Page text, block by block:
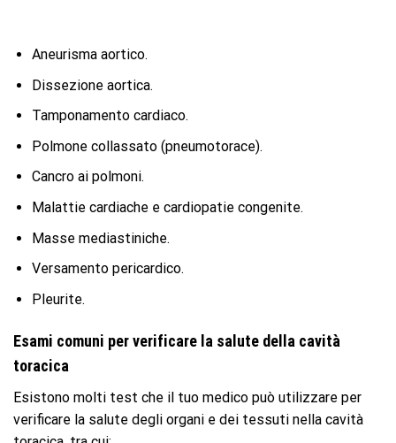
Aneurisma aortico.
Dissezione aortica.
Tamponamento cardiaco.
Polmone collassato (pneumotorace).
Cancro ai polmoni.
Malattie cardiache e cardiopatie congenite.
Masse mediastiniche.
Versamento pericardico.
Pleurite.
Esami comuni per verificare la salute della cavità
toracica
Esistono molti test che il tuo medico può utilizzare per
verificare la salute degli organi e dei tessuti nella cavità